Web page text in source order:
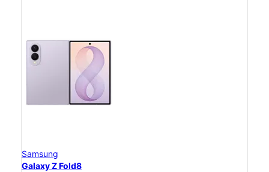
Samsung
Galaxy Z Fold8